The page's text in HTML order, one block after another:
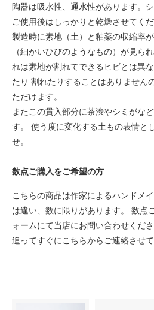
陶器は吸水性、通水性があります。
ご使用後はしっかりと乾燥させてくだ
製造時に素地（土）と釉薬の収縮率
（細かいひびのようなもの）が見ら
れは素地が割れてできるヒビとは異
たり 割れたりすることはありません
ただけます。
またこの貫入部分に茶渋やシミがな
す。 使う度に変化する土もの表情と
せ。
数点ご購入をご希望の方
こちらの商品は作家によるハンドメ
は違い、数に限りがあります。 数点
ォームにて当店にお問い合わせくださ
追ってすぐにこちらからご連絡させて